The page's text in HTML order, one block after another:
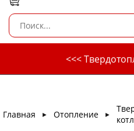
<<<
Главная ► Отопление ►